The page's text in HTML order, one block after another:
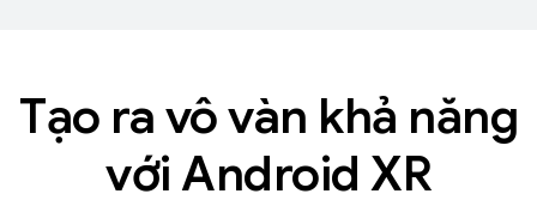
Tạo ra vô vàn khả năng
với Android XR